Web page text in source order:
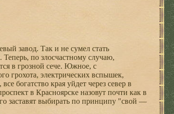
завод. Так и не сумел стать
по злосчастному случаю,
в грозной сече. Южное, с
грохота, электрических вспышек,
богатство края уйдет через север в
в Красноярске назовут почти как в
заставят выбирать по принципу "свой —